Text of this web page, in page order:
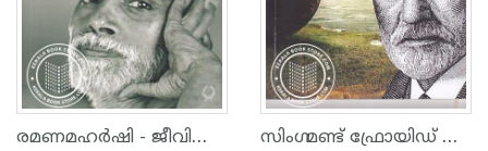
രമണമഹർഷി - ജീവിതം ദർശനം വചനങ്ങൾ സിംഗ്മണ്ട് ഫ്രോയിഡ് ധ്രുവദേശ രാത്രിയിലെ സൂര്യോദയം